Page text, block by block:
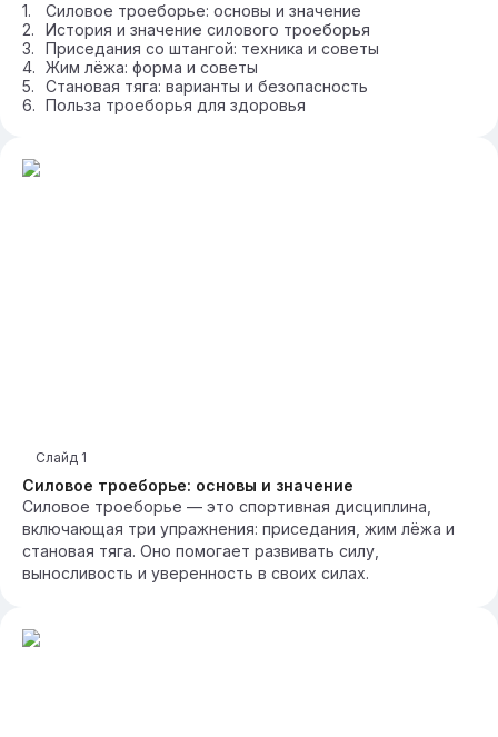
Силовое троеборье: основы и значение
История и значение силового троеборья
Приседания со штангой: техника и советы
Жим лёжа: форма и советы
Становая тяга: варианты и безопасность
Польза троеборья для здоровья
Силовое троеборье: основы и значение
Слайд 1
Силовое троеборье — это спортивная дисциплина,
включающая три упражнения: приседания, жим лёжа и
становая тяга. Оно помогает развивать силу,
выносливость и уверенность в своих силах.